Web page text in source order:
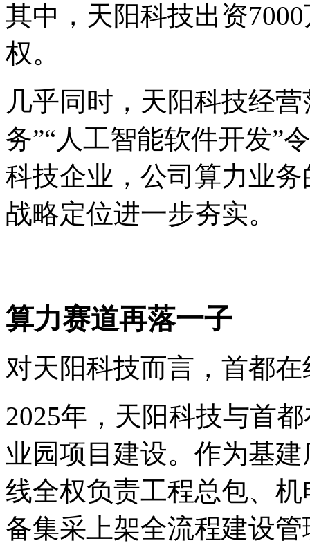
其中，天阳科技出资
权。
几乎同时，天阳科技经
务”“人工智能软件开发”
科技企业，公司算力业
战略定位进一步夯实。
算力赛道再落一子
对天阳科技而言，首都在
2025年，天阳科技与首
业园项目建设。作为基
线全权负责工程总包、
备集采上架全流程建设